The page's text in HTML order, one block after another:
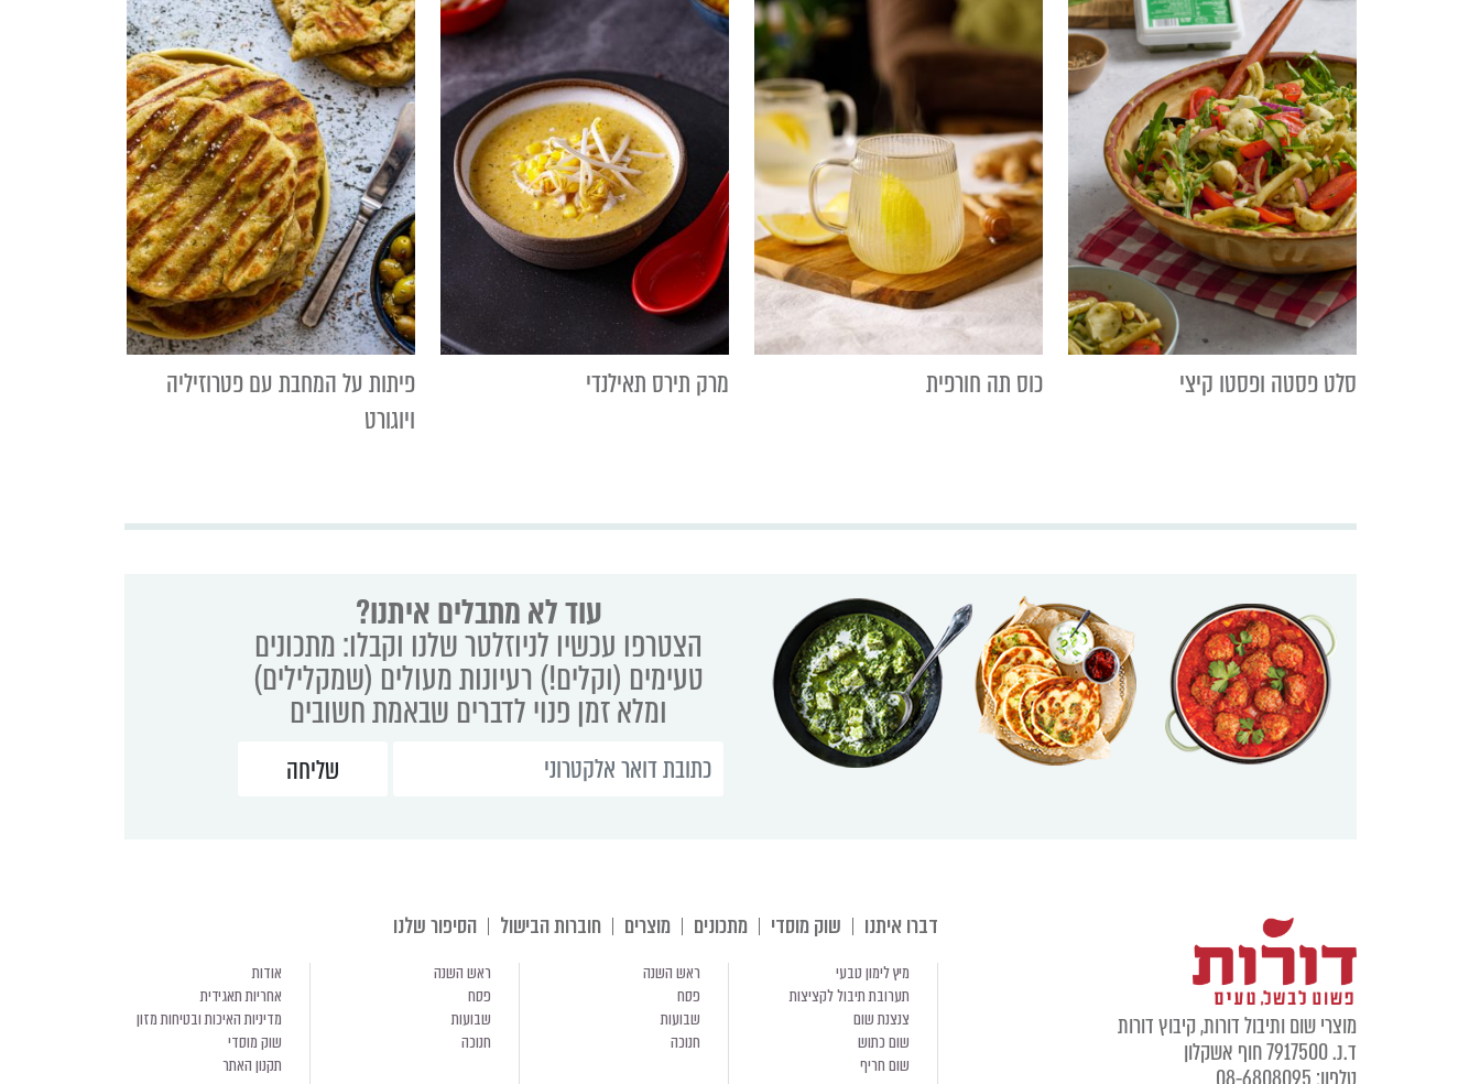
סלט פסטה ופסטו קיצי כוס תה חורפית מרק תירס תאילנדי
פיתות על המחבת עם פטרוזיליה
ויוגורט
עוד לא מתבלים איתנו?
הצטרפו עכשיו לניוזלטר שלנו וקבלו: מתכונים
טעימים (וקלים!) רעיונות מעולים (שמקלילים)
ומלא זמן פנוי לדברים שבאמת חשובים
מוצרי שום ותיבול דורות, קיבוץ דורות
ד.נ. 7917500 חוף אשקלון
דברו איתנו שוק מוסדי מתכונים מוצרים חוברות הבישול הסיפור שלנו
מיץ לימון טבעי
תערובת תיבול לקציצות
צנצנת שום
שום כתוש
שום חריף
ראש השנה
פסח
שבועות
חנוכה
ראש השנה
פסח
שבועות
חנוכה
אודות
אחריות תאגידית
מדיניות האיכות ובטיחות מזון
שוק מוסדי
תקנון האתר